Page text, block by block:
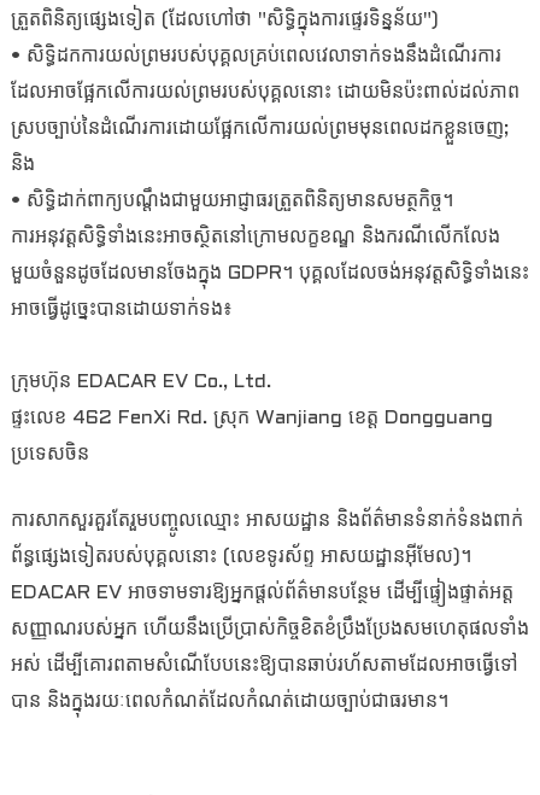
ត្រួតពិនិត្យផ្សេងទៀត (ដែលហៅថា "សិទ្ធិក្នុងការផ្ទេរទិន្នន័យ")
• សិទ្ធិដកការយល់ព្រមរបស់បុគ្គលគ្រប់ពេលវេលាទាក់ទងនឹងដំណើរការ
ដែលអាចផ្អែកលើការយល់ព្រមរបស់បុគ្គលនោះ ដោយមិនប៉ះពាល់ដល់ភាព
ស្របច្បាប់នៃដំណើរការដោយផ្អែកលើការយល់ព្រមមុនពេលដកខ្លួនចេញ;
និង
• សិទ្ធិដាក់ពាក្យបណ្តឹងជាមួយអាជ្ញាធរត្រួតពិនិត្យមានសមត្ថកិច្ច។
ការអនុវត្តសិទ្ធិទាំងនេះអាចស្ថិតនៅក្រោមលក្ខខណ្ឌ និងករណីលើកលែង
មួយចំនួនដូចដែលមានចែងក្នុង GDPR។ បុគ្គលដែលចង់អនុវត្តសិទ្ធិទាំងនេះ
អាចធ្វើដូច្នេះបានដោយទាក់ទង៖
ក្រុមហ៊ុន EDACAR EV Co., Ltd.
ផ្ទះលេខ 462 FenXi Rd. ស្រុក Wanjiang ខេត្ត Dongguang
ប្រទេសចិន
ការសាកសួរគួរតែរួមបញ្ចូលឈ្មោះ អាសយដ្ឋាន និងព័ត៌មានទំនាក់ទំនងពាក់
ព័ន្ធផ្សេងទៀតរបស់បុគ្គលនោះ (លេខទូរស័ព្ទ អាសយដ្ឋានអ៊ីមែល)។
EDACAR EV អាចទាមទារឱ្យអ្នកផ្តល់ព័ត៌មានបន្ថែម ដើម្បីផ្ទៀងផ្ទាត់អត្ត
សញ្ញាណរបស់អ្នក ហើយនឹងប្រើប្រាស់កិច្ចខិតខំប្រឹងប្រែងសមហេតុផលទាំង
អស់ ដើម្បីគោរពតាមសំណើបែបនេះឱ្យបានឆាប់រហ័សតាមដែលអាចធ្វើទៅ
បាន និងក្នុងរយៈពេលកំណត់ដែលកំណត់ដោយច្បាប់ជាធរមាន។